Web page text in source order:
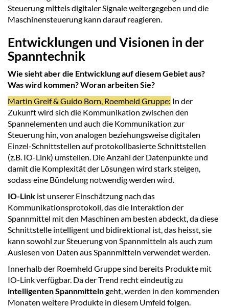
Steuerung mittels digitaler Signale weitergegeben und die
Maschinensteuerung kann darauf reagieren.
Entwicklungen und Visionen in der
Spanntechnik
Wie sieht aber die Entwicklung auf diesem Gebiet aus?
Was wird kommen? Woran arbeiten Sie?
Martin Greif & Guido Born, Roemheld Gruppe: In der
Zukunft wird sich die Kommunikation zwischen den
Spannelementen und auch die Kommunikation zur
Steuerung hin, von analogen beziehungsweise digitalen
Einzel-Schnittstellen auf protokollbasierte Schnittstellen
(z.B. IO-Link) umstellen. Die Anzahl der Datenpunkte und
damit die Komplexität der Lösungen wird stark steigen,
sodass eine Bündelung notwendig werden wird.
IO-Link ist unserer Einschätzung nach das
Kommunikationsprotokoll, das die Interaktion der
Spannmittel mit den Maschinen am besten abdeckt, da diese
Schnittstelle intelligent und bidirektional ist, das heisst, sie
kann sowohl zur Steuerung von Spannmitteln als auch zum
Auslesen von Daten aus Spannmitteln verwendet werden.
Innerhalb der Roemheld Gruppe sind bereits Produkte mit
IO-Link verfügbar. Da der Trend recht eindeutig zu
intelligenten Spannmittelngeht, werden in den kommenden
Monaten weitere Produkte in diesem Umfeld folgen.